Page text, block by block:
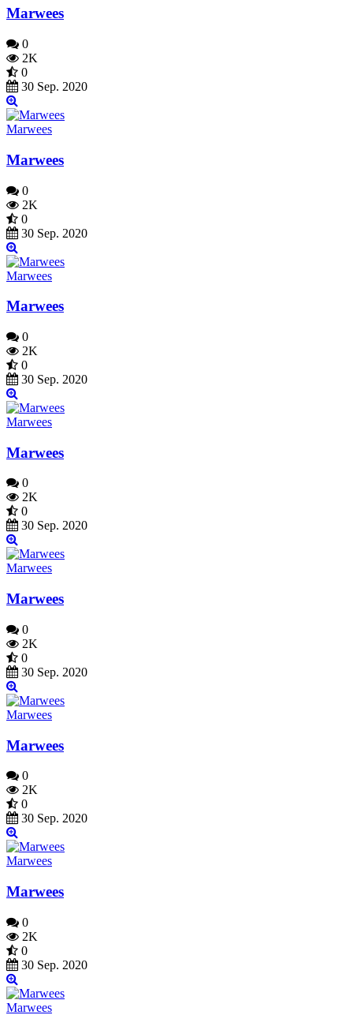
Marwees
0
2K
0
30 Sep. 2020
Marwees
Marwees
0
2K
0
30 Sep. 2020
Marwees
Marwees
0
2K
0
30 Sep. 2020
Marwees
Marwees
0
2K
0
30 Sep. 2020
Marwees
Marwees
0
2K
0
30 Sep. 2020
Marwees
Marwees
0
2K
0
30 Sep. 2020
Marwees
Marwees
0
2K
0
30 Sep. 2020
Marwees